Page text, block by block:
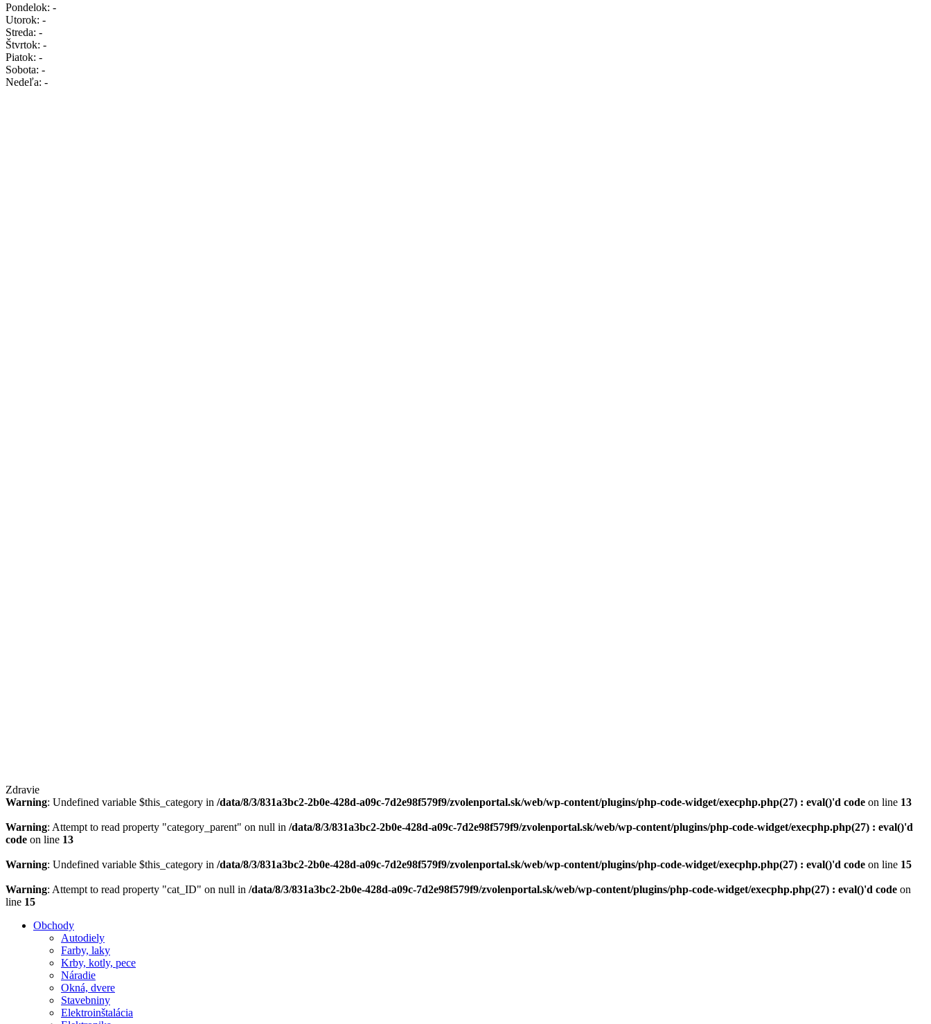
Pondelok: -
Utorok: -
Streda: -
Štvrtok: -
Piatok: -
Sobota: -
Nedeľa: -
Zdravie
Warning: Undefined variable $this_category in /data/8/3/831a3bc2-2b0e-428d-a09c-7d2e98f579f9/zvolenportal.sk/web/wp-content/plugins/php-code-widget/execphp.php(27) : eval()'d code on line 13
Warning: Attempt to read property "category_parent" on null in /data/8/3/831a3bc2-2b0e-428d-a09c-7d2e98f579f9/zvolenportal.sk/web/wp-content/plugins/php-code-widget/execphp.php(27) : eval()'d
code on line 13
Warning: Undefined variable $this_category in /data/8/3/831a3bc2-2b0e-428d-a09c-7d2e98f579f9/zvolenportal.sk/web/wp-content/plugins/php-code-widget/execphp.php(27) : eval()'d code on line 15
Warning: Attempt to read property "cat_ID" on null in /data/8/3/831a3bc2-2b0e-428d-a09c-7d2e98f579f9/zvolenportal.sk/web/wp-content/plugins/php-code-widget/execphp.php(27) : eval()'d code on
line 15
Obchody
Autodiely
Farby, laky
Krby, kotly, pece
Náradie
Okná, dvere
Stavebniny
Elektroinštalácia